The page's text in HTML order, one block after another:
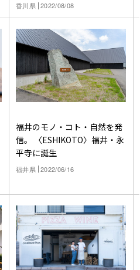
香川県 2022/08/08
福井のモノ・コト・自然を発
信。 〈ESHIKOTO〉福井・永
平寺に誕生
福井県 2022/06/16